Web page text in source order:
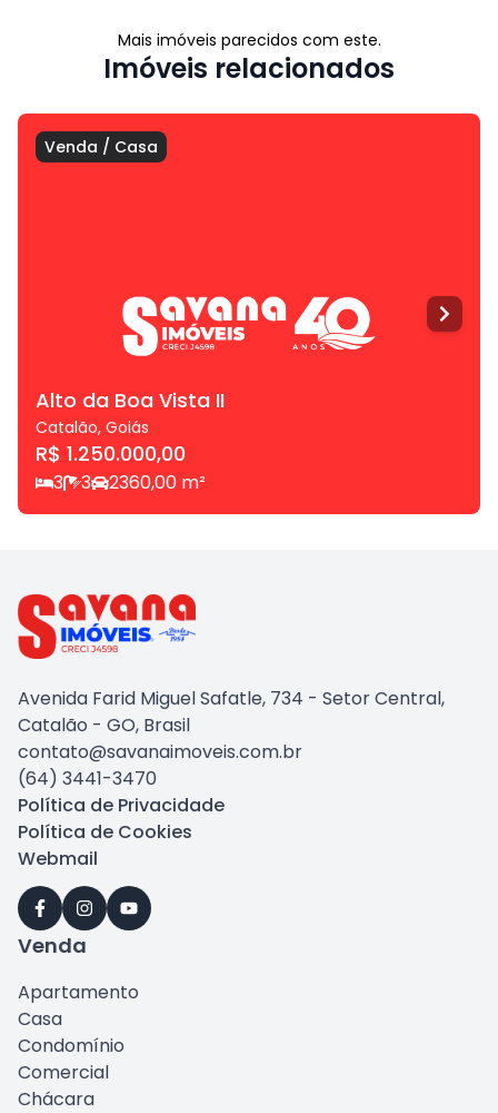
Mais imóveis parecidos com este.
Imóveis relacionados
Venda / Casa
Alto da Boa Vista II
Catalão, Goiás
R$ 1.250.000,00
3 3 2360,00 m²
Avenida Farid Miguel Safatle, 734 - Setor Central,
Catalão - GO, Brasil
contato@savanaimoveis.com.br
(64) 3441-3470
Política de Privacidade
Política de Cookies
Webmail
Venda
Apartamento
Casa
Condomínio
Comercial
Chácara